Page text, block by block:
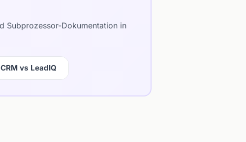
Subprozessor-Dokumentation in
vs LeadIQ